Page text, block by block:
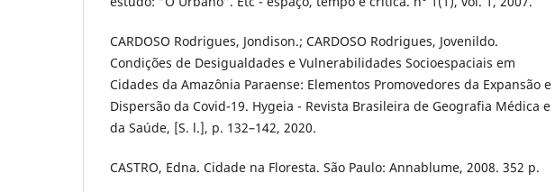
CARDOSO Rodrigues, Jondison.; CARDOSO Rodrigues, Jovenildo.
Condições de Desigualdades e Vulnerabilidades Socioespaciais em
Cidades da Amazônia Paraense: Elementos Promovedores da Expansão e
Dispersão da Covid-19. Hygeia - Revista Brasileira de Geografia Médica e
da Saúde, [S. l.], p. 132–142, 2020.
CASTRO, Edna. Cidade na Floresta. São Paulo: Annablume, 2008. 352 p.